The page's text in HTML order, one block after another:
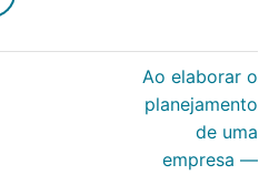
Ao elaborar o
planejamento
de uma
empresa —